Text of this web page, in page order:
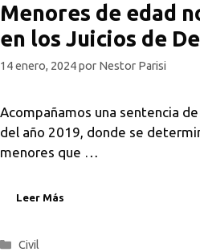
Menores de edad
en los Juicios de
14 enero, 2024por Nestor Parisi
Acompañamos una sentencia de
del año 2019, donde se
menores que …
Leer Más
Categorías
Civil